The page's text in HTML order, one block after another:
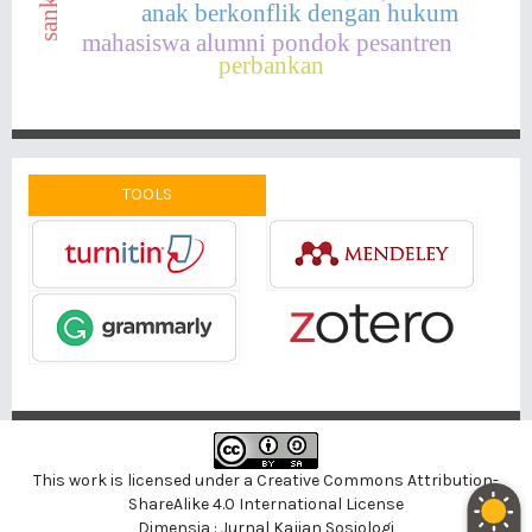
anak berkonflik dengan hukum
mahasiswa alumni pondok pesantren
perbankan
TOOLS
This work is licensed under a Creative Commons Attribution-
ShareAlike 4.0 International License
Dimensia : Jurnal Kajian Sosiologi